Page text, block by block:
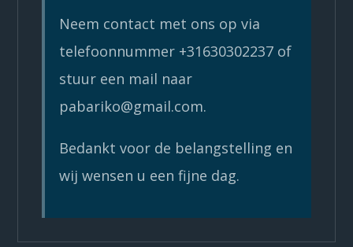
Neem contact met ons op via
telefoonnummer +31630302237 of
stuur een mail naar
pabariko@gmail.com.
Bedankt voor de belangstelling en
wij wensen u een fijne dag.